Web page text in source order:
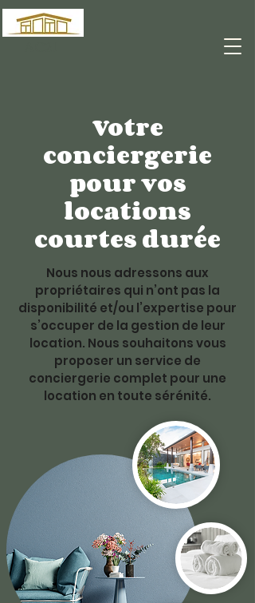
Votre
conciergerie
pour vos
locations
courtes durée
Nous nous adressons aux
propriétaires qui n’ont pas la
disponibilité et/ou l’expertise pour
s’occuper de la gestion de leur
location. Nous souhaitons vous
proposer un service de
conciergerie complet pour une
location en toute sérénité.